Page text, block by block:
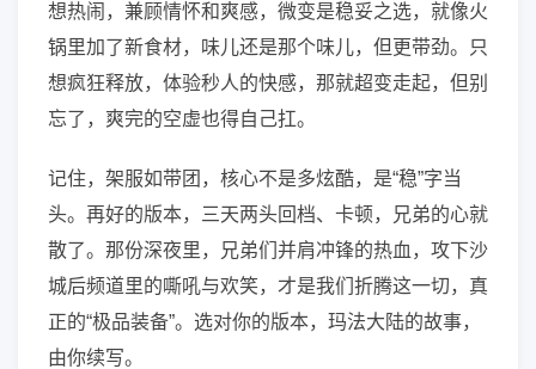
想热闹，兼顾情怀和爽感，微变是稳妥之选，就像火
锅里加了新食材，味儿还是那个味儿，但更带劲。只
想疯狂释放，体验秒人的快感，那就超变走起，但别
忘了，爽完的空虚也得自己扛。
记住，架服如带团，核心不是多炫酷，是“稳”字当
头。再好的版本，三天两头回档、卡顿，兄弟的心就
散了。那份深夜里，兄弟们并肩冲锋的热血，攻下沙
城后频道里的嘶吼与欢笑，才是我们折腾这一切，真
正的“极品装备”。选对你的版本，玛法大陆的故事，
由你续写。